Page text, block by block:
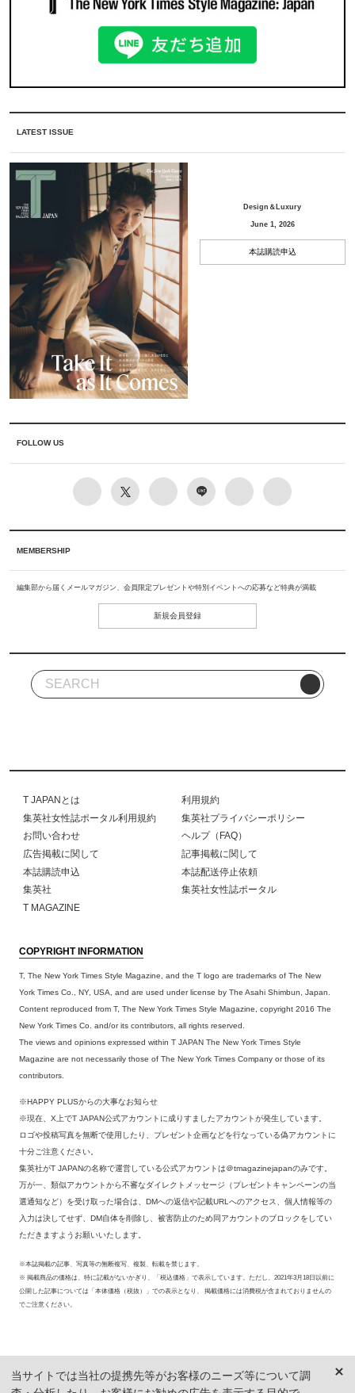
LATEST ISSUE
Design＆Luxury
June 1, 2026
本誌購読申込
FOLLOW US
MEMBERSHIP
編集部から届くメールマガジン、会員限定プレゼントや特別イベントへの応募など特典が満載
新規会員登録
T JAPANとは
利用規約
集英社女性誌ポータル利用規約
集英社プライバシーポリシー
お問い合わせ
ヘルプ（FAQ）
広告掲載に関して
記事掲載に関して
本誌購読申込
本誌配送停止依頼
集英社
集英社女性誌ポータル
T MAGAZINE
COPYRIGHT INFORMATION
T, The New York Times Style Magazine, and the T logo are trademarks of The New
York Times Co., NY, USA, and are used under license by The Asahi Shimbun, Japan.
Content reproduced from T, The New York Times Style Magazine, copyright 2016 The
New York Times Co. and/or its contributors, all rights reserved.
The views and opinions expressed within T JAPAN The New York Times Style
Magazine are not necessarily those of The New York Times Company or those of its
contributors.
※HAPPY PLUSからの大事なお知らせ
※現在、X上でT JAPAN公式アカウントに成りすましたアカウントが発生しています。
ロゴや投稿写真を無断で使用したり、プレゼント企画などを行なっている偽アカウントに
十分ご注意ください。
集英社がT JAPANの名称で運営している公式アカウントは＠tmagazinejapanのみです。
万が一、類似アカウントから不審なダイレクトメッセージ（プレゼントキャンペーンの当
選通知など）を受け取った場合は、DMへの返信や記載URLへのアクセス、個人情報等の
入力は決してせず、DM自体を削除し、被害防止のため同アカウントのブロックをしてい
ただきますようお願いいたします。
※本誌掲載の記事、写真等の無断複写、複製、転載を禁じます。
※ 掲載商品の価格は、特に記載がないかぎり、「税込価格」で表示しています。ただし、2021年3月18日以前に
公開した記事については「本体価格（税抜）」での表示となり、 掲載価格には消費税が含まれておりませんの
でご注意ください。
当サイトでは当社の提携先等がお客様のニーズ等について調